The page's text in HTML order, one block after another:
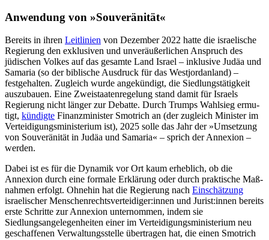
Anwendung von »Souveränität«
Bereits in ihren Leitlinien von Dezember 2022 hatte die israelische
Regierung den ex­klusiven und unveräußerlichen Anspruch des
jüdischen Volkes auf das gesamte Land Israel – inklusive Judäa und
Samaria (so der biblische Ausdruck für das Westjordanland) –
festgehalten. Zugleich wurde ange­kündigt, die Siedlungstätigkeit
auszubauen. Eine Zweistaatenregelung stand damit für Israels
Regierung nicht länger zur Debatte. Durch Trumps Wahlsieg ermu­
tigt, kündigte Finanzminister Smotrich an (der zugleich Minister im
Verteidigungs­minis­te­rium ist), 2025 solle das Jahr der »Umsetzung
von Souveränität in Judäa und Sama­ria« – sprich der Annexion –
werden.
Dabei ist es für die Dynamik vor Ort kaum erheblich, ob die
Annexion durch eine for­male Erklärung oder durch prakti­sche Maß­
nahmen erfolgt. Ohnehin hat die Regierung nach Einschätzung
israelischer Menschenrechtsverteidiger:innen und Jurist:innen bereits
erste Schritte zur Anne­xion unter­nommen, indem sie
Siedlungsangelegenheiten einer im Verteidigungsministerium neu
geschaffenen Verwaltungsstelle über­tragen hat, die einen Smot­rich